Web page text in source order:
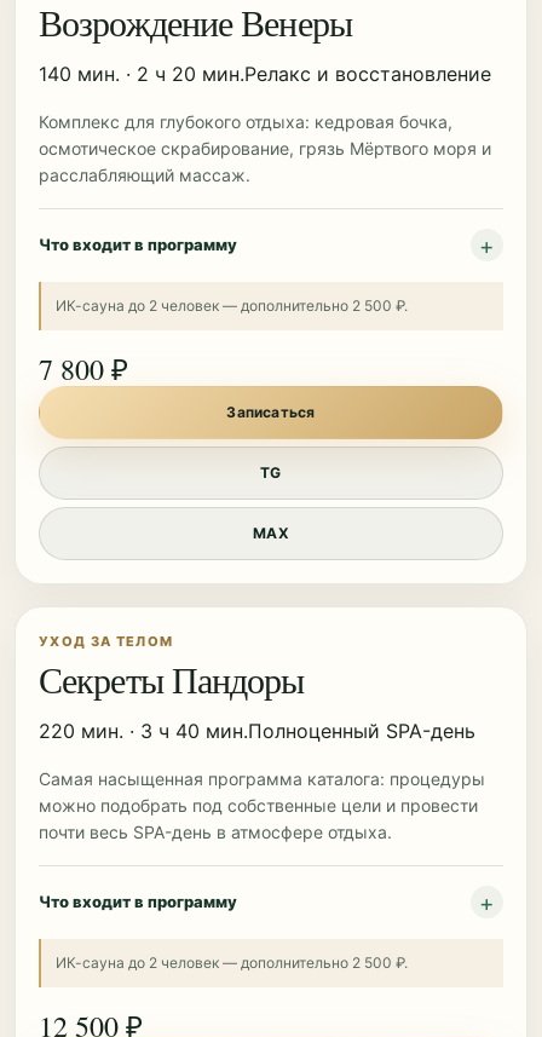
Возрождение Венеры
140 мин. · 2 ч 20 мин.Релакс и восстановление
Комплекс для глубокого отдыха: кедровая бочка,
осмотическое скрабирование, грязь Мёртвого моря и
расслабляющий массаж.
Что входит в программу
ИК-сауна до 2 человек — дополнительно 2 500 ₽.
7 800 ₽
Записаться
TG
MAX
УХОД ЗА ТЕЛОМ
Секреты Пандоры
220 мин. · 3 ч 40 мин.Полноценный SPA-день
Самая насыщенная программа каталога: процедуры
можно подобрать под собственные цели и провести
почти весь SPA-день в атмосфере отдыха.
Что входит в программу
ИК-сауна до 2 человек — дополнительно 2 500 ₽.
12 500 ₽